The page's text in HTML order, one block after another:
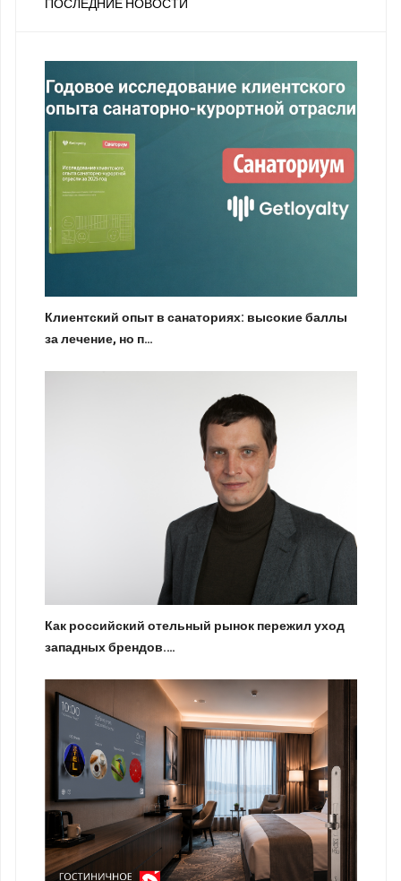
ПОСЛЕДНИЕ НОВОСТИ
Клиентский опыт в санаториях: высокие баллы
за лечение, но п…
Как российский отельный рынок пережил уход
западных брендов.…